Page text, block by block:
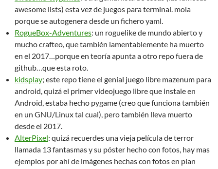
awesome lists) esta vez de juegos para terminal. mola
porque se autogenera desde un fichero yaml.
RogueBox-Adventures: un roguelike de mundo abierto y
mucho crafteo, que también lamentablemente ha muerto
en el 2017…porque en teoría apunta a otro repo fuera de
github…que esta roto.
kidsplay; este repo tiene el genial juego libre mazenum para
android, quizá el primer videojuego libre que instale en
Android, estaba hecho pygame (creo que funciona también
en un GNU/Linux tal cual), pero también lleva muerto
desde el 2017.
AlterPixel: quizá recuerdes una vieja película de terror
llamada 13 fantasmas y su póster hecho con fotos, hay mas
ejemplos por ahí de imágenes hechas con fotos en plan